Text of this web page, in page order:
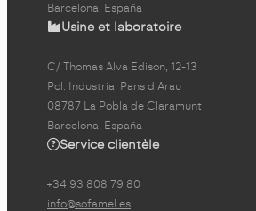
Barcelona, España
Usine et laboratoire
C/ Thomas Alva Edison, 12-13
Pol. Industrial Pans d'Arau
08787 La Pobla de Claramunt
Barcelona, España
Service clientèle
+34 93 808 79 80
info@sofamel.es